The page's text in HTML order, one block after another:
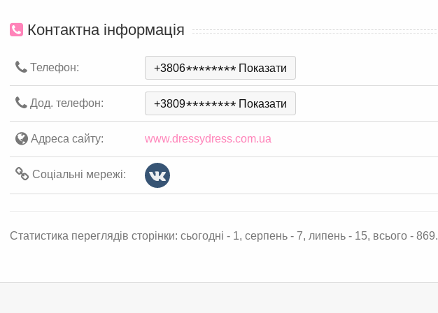
Контактна інформація
Телефон: +3806******** Показати
Дод. телефон: +3809******** Показати
Адреса сайту: www.dressydress.com.ua
Соціальні мережі:
Статистика переглядів сторінки: сьогодні - 1, серпень - 7, липень - 15, всього - 869.